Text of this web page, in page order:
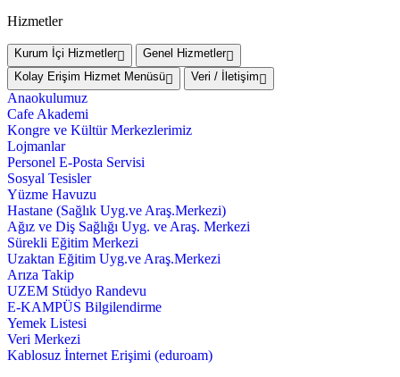
Hizmetler
Kurum İçi Hizmetler
Genel Hizmetler
Kolay Erişim Hizmet Menüsü
Veri / İletişim
Anaokulumuz
Cafe Akademi
Kongre ve Kültür Merkezlerimiz
Lojmanlar
Personel E-Posta Servisi
Sosyal Tesisler
Yüzme Havuzu
Hastane (Sağlık Uyg.ve Araş.Merkezi)
Ağız ve Diş Sağlığı Uyg. ve Araş. Merkezi
Sürekli Eğitim Merkezi
Uzaktan Eğitim Uyg.ve Araş.Merkezi
Arıza Takip
UZEM Stüdyo Randevu
E-KAMPÜS Bilgilendirme
Yemek Listesi
Veri Merkezi
Kablosuz İnternet Erişimi (eduroam)